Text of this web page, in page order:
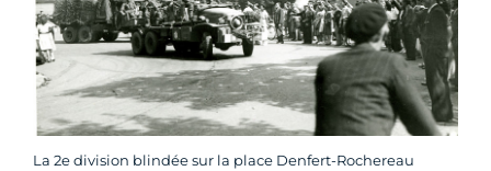
La 2e division blindée sur la place Denfert-Rochereau